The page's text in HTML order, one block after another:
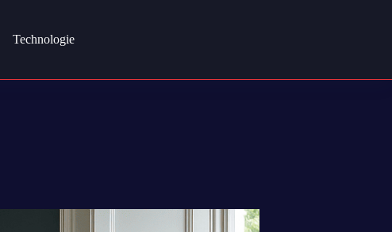
Technologie